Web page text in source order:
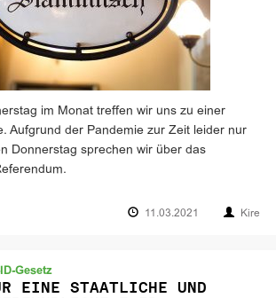
im Monat treffen wir uns zu einer
Aufgrund der Pandemie zur Zeit leider nur
Donnerstag sprechen wir über das
11.03.2021 Kire
Gesetz
EINE STAATLICHE UND